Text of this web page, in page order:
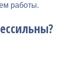
работы.